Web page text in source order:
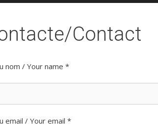
Contact
nom / Your name *
email / Your email *